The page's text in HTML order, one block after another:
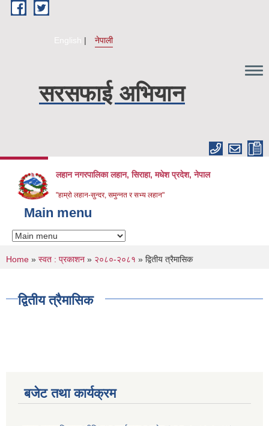
Skip to main content
English नेपाली
सरसफाई अभियान
लहान नगरपालिका लहान, सिराहा, मधेश प्रदेश, नेपाल
"हाम्रो लहान-सुन्दर, समुन्नत र सभ्य लहान"
Main menu
You are here
Home » स्वत : प्रकाशन » २०८०-२०८१ » द्वितीय त्रैमासिक
द्वितीय त्रैमासिक
बजेट तथा कार्यक्रम